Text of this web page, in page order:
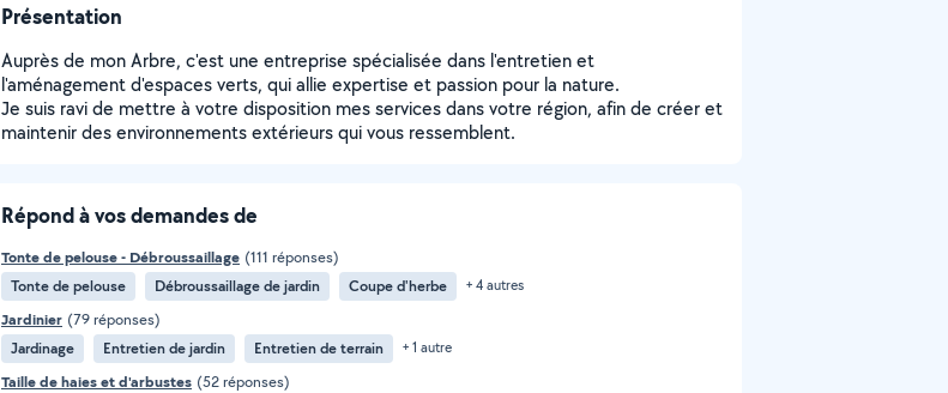
Présentation
Auprès de mon Arbre, c'est une entreprise spécialisée dans l'entretien et
l'aménagement d'espaces verts, qui allie expertise et passion pour la nature.
Je suis ravi de mettre à votre disposition mes services dans votre région, afin de créer et
maintenir des environnements extérieurs qui vous ressemblent.
Répond à vos demandes de
Tonte de pelouse - Débroussaillage (111 réponses)
Tonte de pelouse
Débroussaillage de jardin Coupe d'herbe + 4 autres
Jardinier (79 réponses)
Jardinage
Entretien de jardin Entretien de terrain + 1 autre
Taille de haies et d'arbustes (52 réponses)